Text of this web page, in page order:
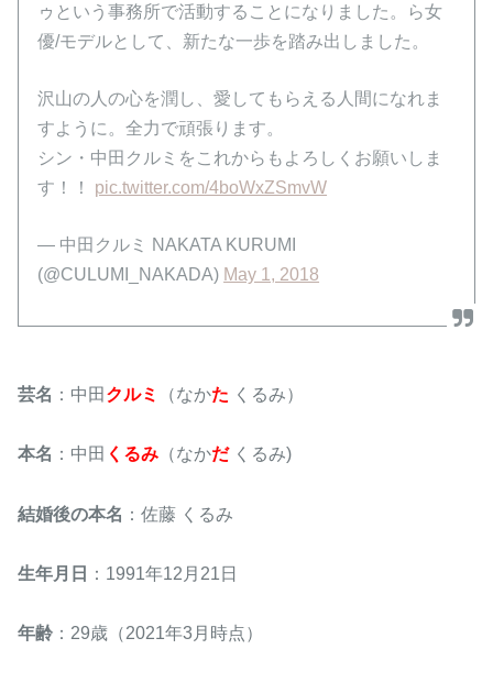
ゥという事務所で活動することになりました。ら女
優/モデルとして、新たな一歩を踏み出しました。
沢山の人の心を潤し、愛してもらえる人間になれま
すように。全力で頑張ります。
シン・中田クルミをこれからもよろしくお願いしま
す！！ pic.twitter.com/4boWxZSmvW
— 中田クルミ NAKATA KURUMI
(@CULUMI_NAKADA) May 1, 2018
芸名 ：中田クルミ （なかた くるみ）
本名 ：中田 くるみ （なかだ くるみ)
結婚後の本名 ：佐藤 くるみ
生年月日 ：1991年12月21日
年齢 ：29歳（2021年3月時点）